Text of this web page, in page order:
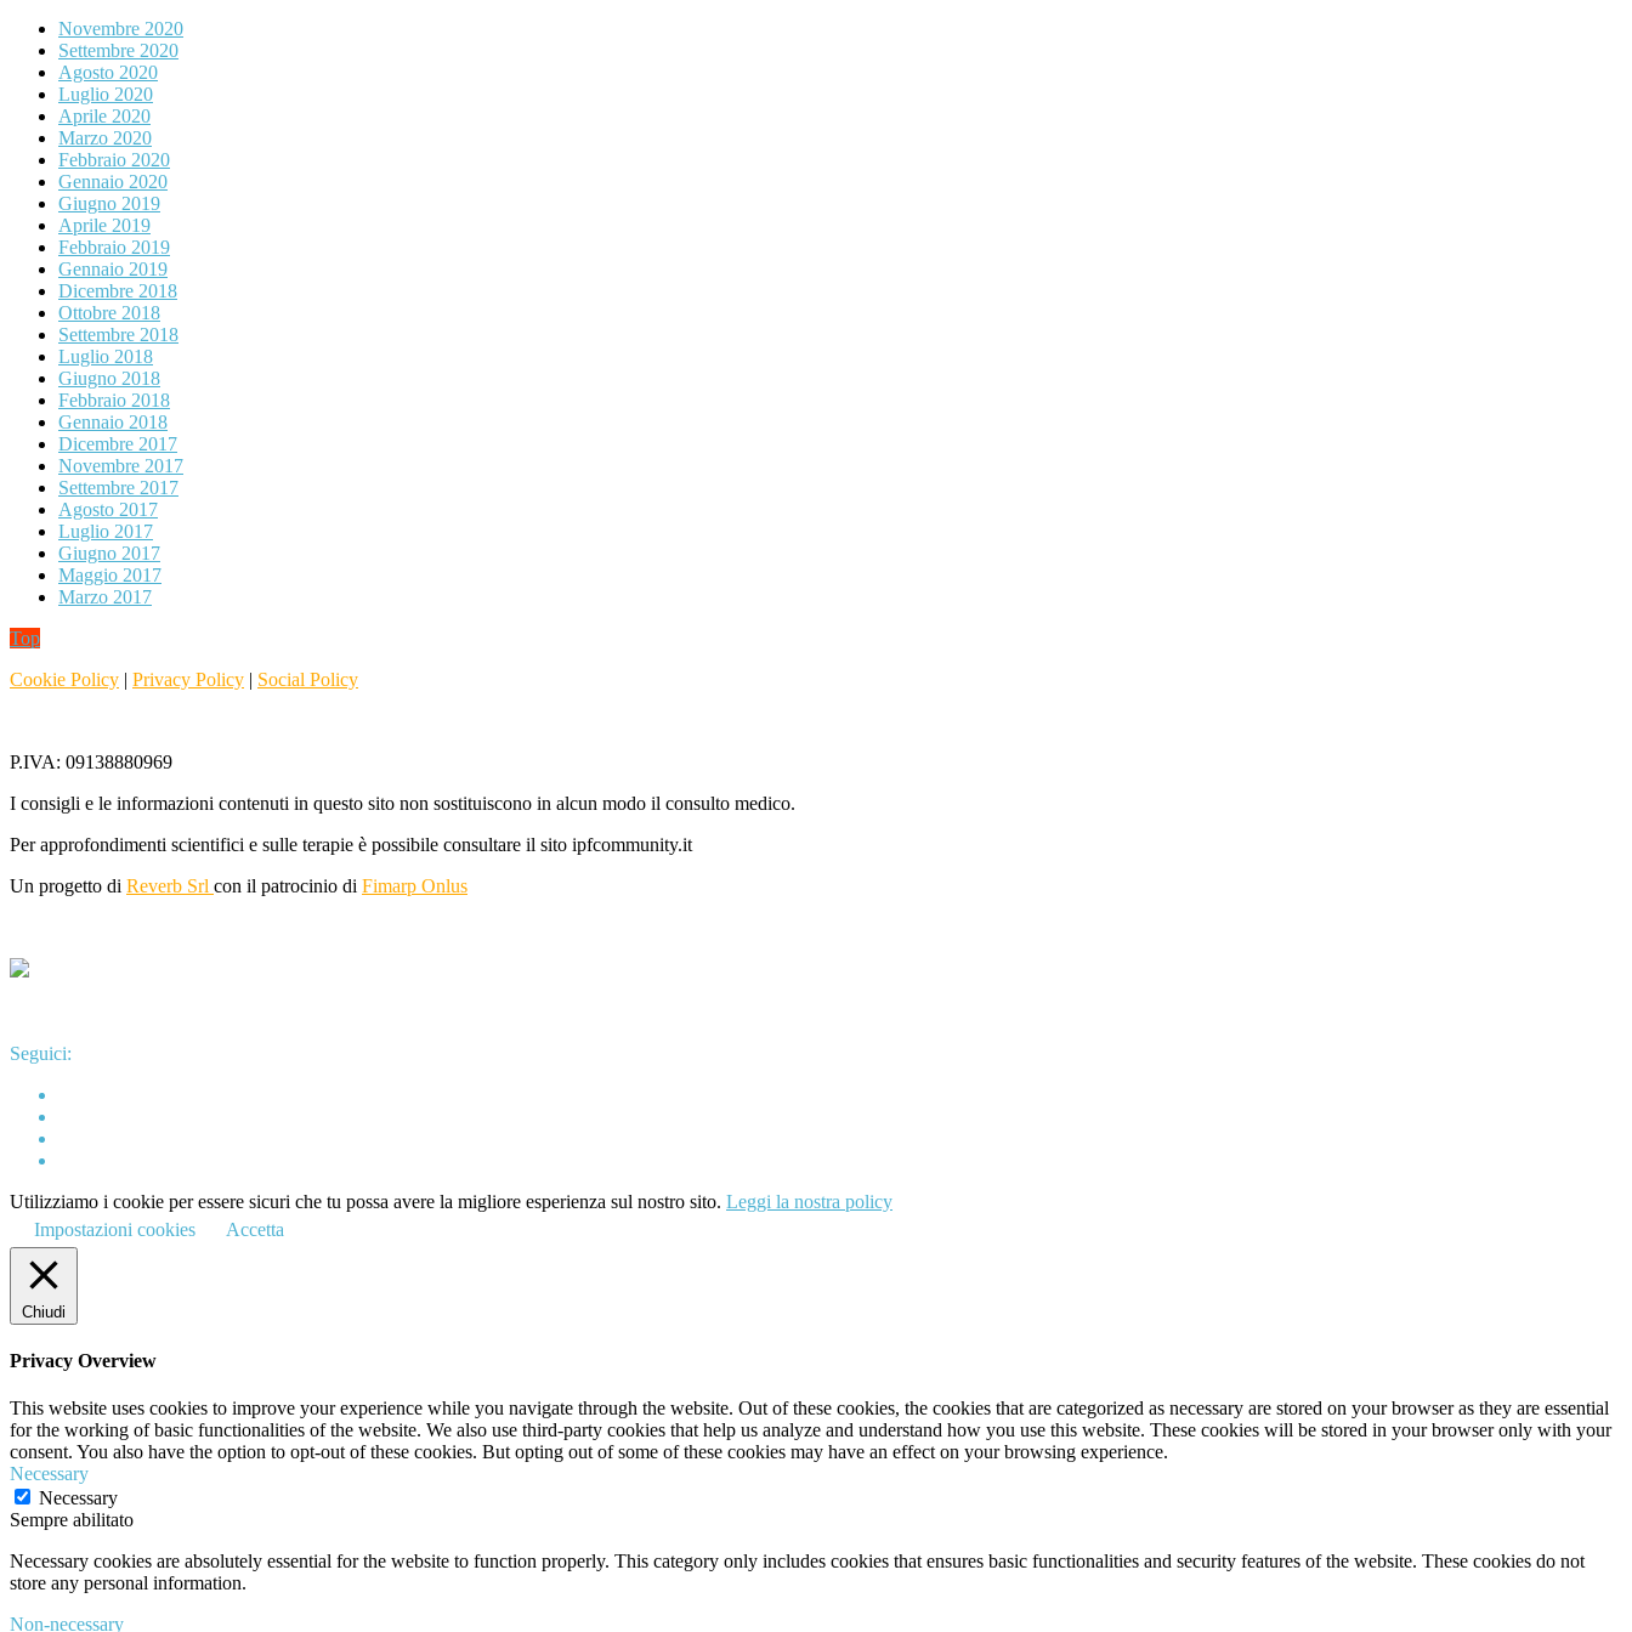
Novembre 2020
Settembre 2020
Agosto 2020
Luglio 2020
Aprile 2020
Marzo 2020
Febbraio 2020
Gennaio 2020
Giugno 2019
Aprile 2019
Febbraio 2019
Gennaio 2019
Dicembre 2018
Ottobre 2018
Settembre 2018
Luglio 2018
Giugno 2018
Febbraio 2018
Gennaio 2018
Dicembre 2017
Novembre 2017
Settembre 2017
Agosto 2017
Luglio 2017
Giugno 2017
Maggio 2017
Marzo 2017
Top
Cookie Policy | Privacy Policy | Social Policy
P.IVA: 09138880969
I consigli e le informazioni contenuti in questo sito non sostituiscono in alcun modo il consulto medico.
Per approfondimenti scientifici e sulle terapie è possibile consultare il sito ipfcommunity.it
Un progetto di Reverb Srl con il patrocinio di Fimarp Onlus
Seguici:
Utilizziamo i cookie per essere sicuri che tu possa avere la migliore esperienza sul nostro sito. Leggi la nostra policy
Impostazioni cookies
Accetta
Chiudi
Privacy Overview
This website uses cookies to improve your experience while you navigate through the website. Out of these cookies, the cookies that are categorized as necessary are stored on your browser as they are essential
for the working of basic functionalities of the website. We also use third-party cookies that help us analyze and understand how you use this website. These cookies will be stored in your browser only with your
consent. You also have the option to opt-out of these cookies. But opting out of some of these cookies may have an effect on your browsing experience.
Necessary
Necessary
Sempre abilitato
Necessary cookies are absolutely essential for the website to function properly. This category only includes cookies that ensures basic functionalities and security features of the website. These cookies do not
store any personal information.
Non-necessary